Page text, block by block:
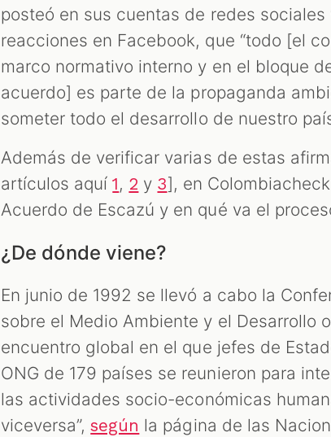
posteó en sus cuentas de redes
reacciones en Facebook, que “todo [el
marco normativo interno y en el bloque
acuerdo] es parte de la propaganda
someter todo el desarrollo de nuestro
Además de verificar varias de estas
artículos aquí1, 2 y 3], en
Acuerdo de Escazú y en qué va el
¿De dónde viene?
En junio de 1992 se llevó a cabo la
sobre el Medio Ambiente y el Desarrollo
encuentro global en el que jefes de
ONG de 179 países se reunieron para
las actividades socio-económicas
viceversa”,según la página de las